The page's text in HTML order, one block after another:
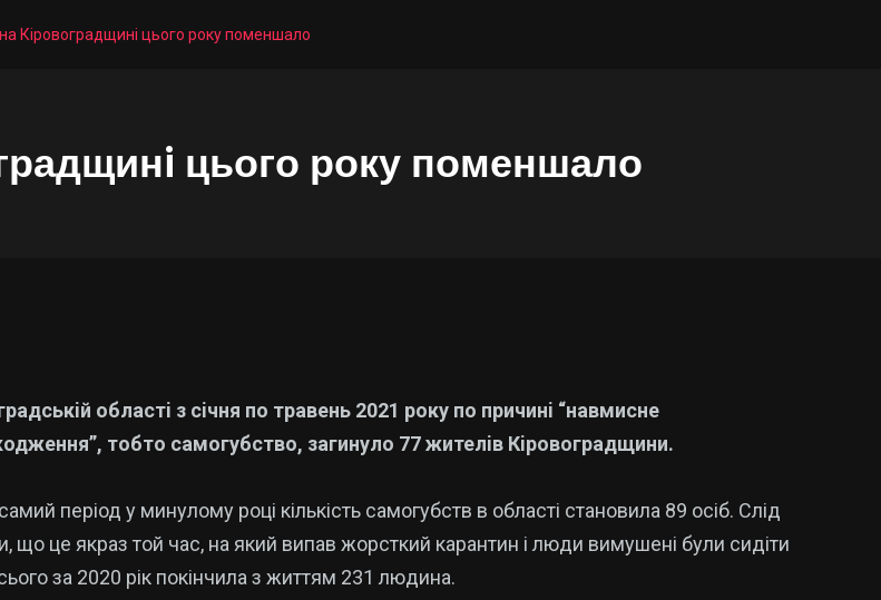
Кiровоградщинi цього року поменшало
цього року поменшало
областi з сiчня по травень 2021 року по причинi “навмисне
тобто самогубство, загинуло 77 жителiв Кiровоградщини.
перiод у минулому роцi кiлькiсть самогубств в областi становила 89 осiб. Слiд
що це якраз той час, на який випав жорсткий карантин i люди вимушенi були сидiти
за 2020 рiк покiнчила з життям 231 людина.